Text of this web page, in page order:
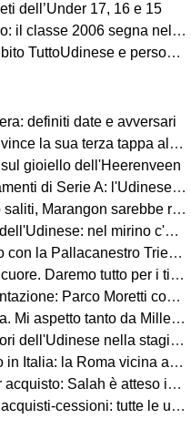
dell’Under 17, 16 e 15
nell'amichevole contro il Giugliano
e personalizza le tue notizie
definiti date e avversari
terza tappa al Tour de Pologne
gioiello dell'Heerenveen
A: l'Udinese vanta un primato
rimasto e avrei fatto giocare gli italiani"
nel mirino c'è Kristensen
la Pallacanestro Trieste
Daremo tutto per i tifosi"
Parco Moretti come location
tanto da Miller e Ekkelenkamp "
nella stagione 2026/27
la Roma vicina all'acquisto
Salah è atteso in Turchia
cessioni: tutte le ufficialità